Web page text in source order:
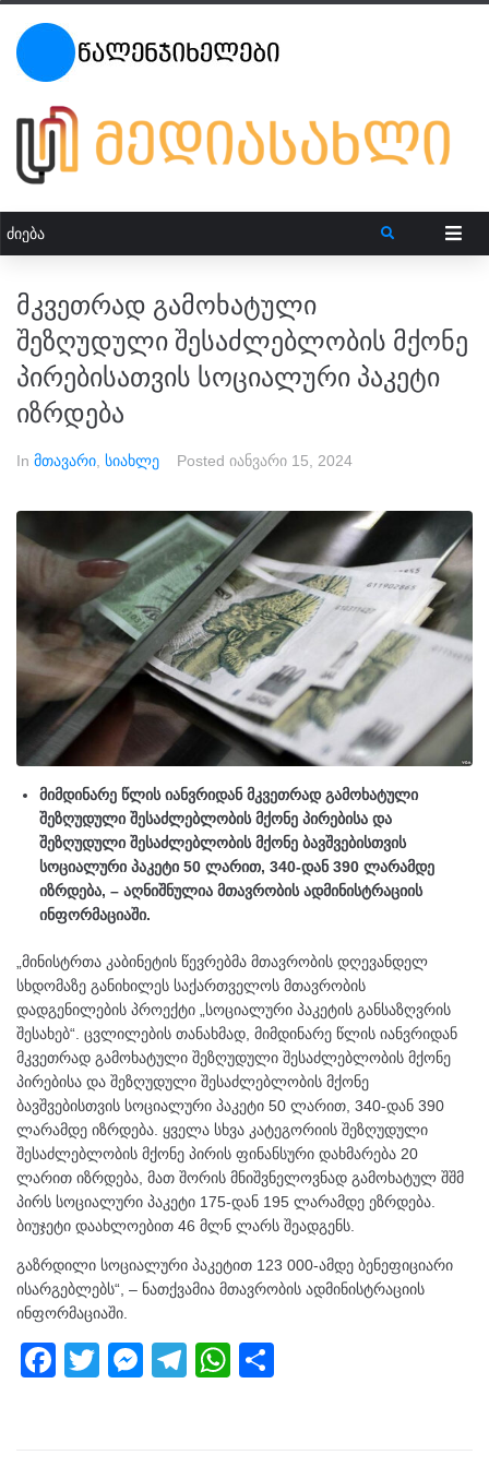
მკვეთრად გამოხატული
შეზღუდული შესაძლებლობის მქონე
პირებისათვის სოციალური პაკეტი
იზრდება
In მთავარი სიახლე Posted იანვარი 15, 2024
მიმდინარე წლის იანვრიდან მკვეთრად გამოხატული
შეზღუდული შესაძლებლობის მქონე პირებისა და
შეზღუდული შესაძლებლობის მქონე ბავშვებისთვის
სოციალური პაკეტი 50 ლარით, 340-დან 390 ლარამდე
იზრდება, – აღნიშნულია მთავრობის ადმინისტრაციის
ინფორმაციაში.
„მინისტრთა კაბინეტის წევრებმა მთავრობის დღევანდელ
სხდომაზე განიხილეს საქართველოს მთავრობის
დადგენილების პროექტი „სოციალური პაკეტის განსაზღვრის
შესახებ“. ცვლილების თანახმად, მიმდინარე წლის იანვრიდან
მკვეთრად გამოხატული შეზღუდული შესაძლებლობის მქონე
პირებისა და შეზღუდული შესაძლებლობის მქონე
ბავშვებისთვის სოციალური პაკეტი 50 ლარით, 340-დან 390
ლარამდე იზრდება. ყველა სხვა კატეგორიის შეზღუდული
შესაძლებლობის მქონე პირის ფინანსური დახმარება 20
ლარით იზრდება, მათ შორის მნიშვნელოვნად გამოხატულ შშმ
პირს სოციალური პაკეტი 175-დან 195 ლარამდე ეზრდება.
ბიუჯეტი დაახლოებით 46 მლნ ლარს შეადგენს.
გაზრდილი სოციალური პაკეტით 123 000-ამდე ბენეფიციარი
ისარგებლებს“, – ნათქვამია მთავრობის ადმინისტრაციის
ინფორმაციაში.
F
T
M
T
W